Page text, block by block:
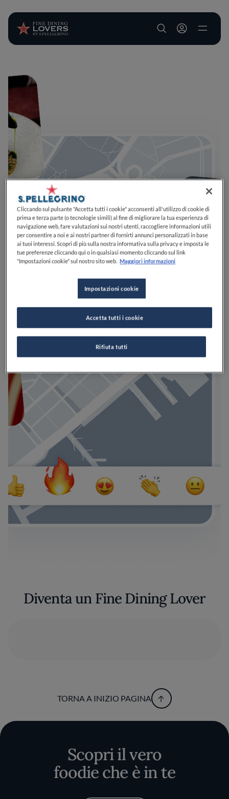
User account
Diventa un Fine Dining Lover
TORNA A INIZIO PAGINA
Scopri il vero
foodie che è in te
Cliccando sul pulsante "Accetta tutti i cookie" acconsenti all'utilizzo di cookie di
prima e terza parte (o tecnologie simili) al fine di migliorare la tua esperienza di
navigazione web, fare valutazioni sui nostri utenti, raccogliere informazioni utili
per consentire a noi e ai nostri partner di fornirti annunci personalizzati in base
ai tuoi interessi. Scopri di più sulla nostra informativa sulla privacy e imposta le
tue preferenze cliccando qui o in qualsiasi momento cliccando sul link
"Impostazioni cookie" sul nostro sito web. Maggiori informazioni
Impostazioni cookie
Rifiuta tutti
Accetta tutti i cookie